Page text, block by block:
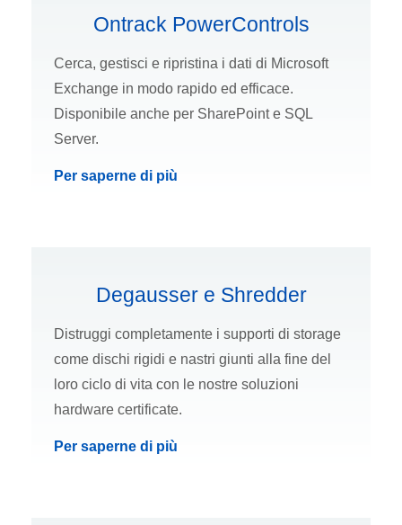
Ontrack PowerControls
Cerca, gestisci e ripristina i dati di Microsoft
Exchange in modo rapido ed efficace.
Disponibile anche per SharePoint e SQL
Server.
Per saperne di più
Degausser e Shredder
Distruggi completamente i supporti di storage
come dischi rigidi e nastri giunti alla fine del
loro ciclo di vita con le nostre soluzioni
hardware certificate.
Per saperne di più